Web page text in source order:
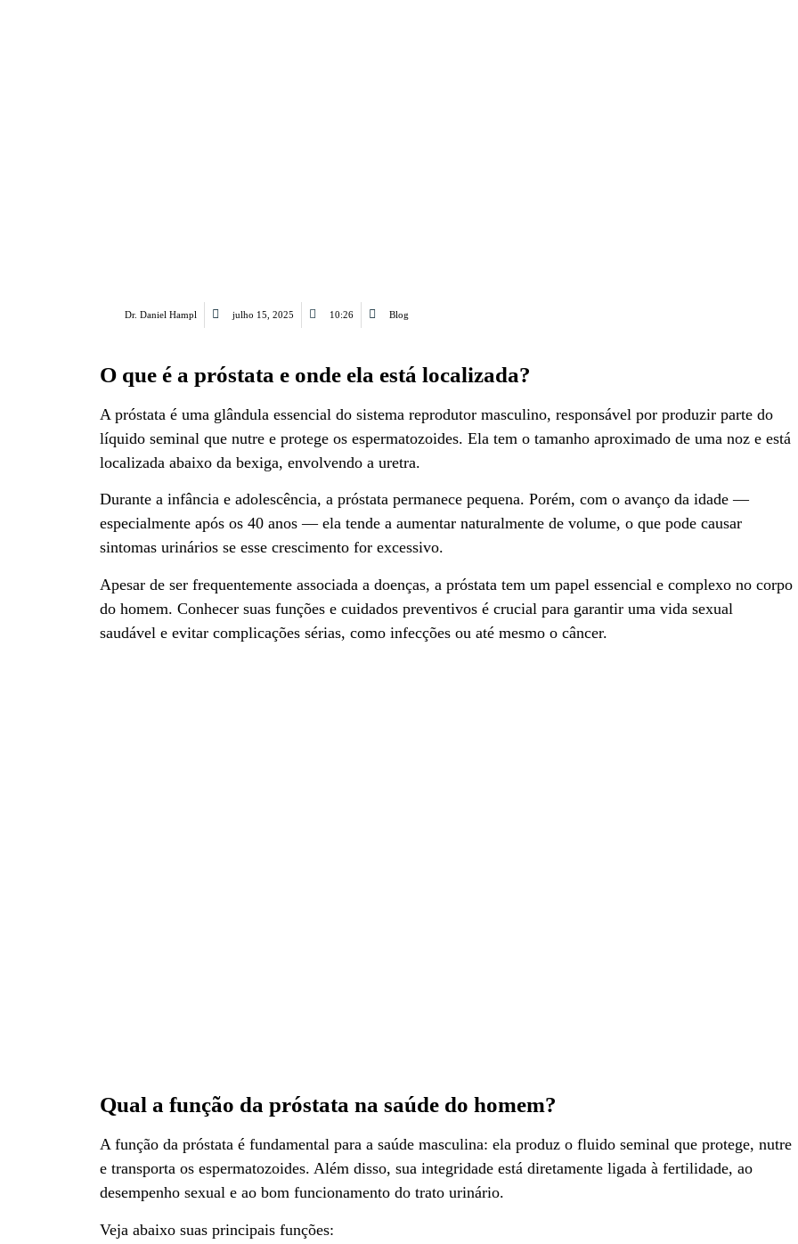
Dr. Daniel Hampl julho 15, 2025 10:26 Blog
O que é a próstata e onde ela está localizada?
A próstata é uma glândula essencial do sistema reprodutor masculino, responsável por produzir parte do
líquido seminal que nutre e protege os espermatozoides. Ela tem o tamanho aproximado de uma noz e está
localizada abaixo da bexiga, envolvendo a uretra.
Durante a infância e adolescência, a próstata permanece pequena. Porém, com o avanço da idade —
especialmente após os 40 anos — ela tende a aumentar naturalmente de volume, o que pode causar
sintomas urinários se esse crescimento for excessivo.
Apesar de ser frequentemente associada a doenças, a próstata tem um papel essencial e complexo no corpo
do homem. Conhecer suas funções e cuidados preventivos é crucial para garantir uma vida sexual
saudável e evitar complicações sérias, como infecções ou até mesmo o câncer.
Qual a função da próstata na saúde do homem?
A função da próstata é fundamental para a saúde masculina: ela produz o fluido seminal que protege, nutre
e transporta os espermatozoides. Além disso, sua integridade está diretamente ligada à fertilidade, ao
desempenho sexual e ao bom funcionamento do trato urinário.
Veja abaixo suas principais funções: